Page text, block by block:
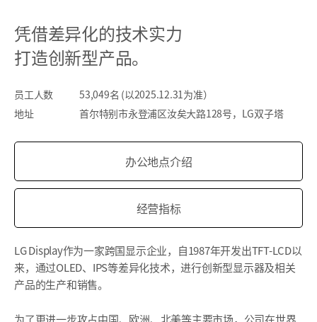
凭借差异化的技术实力
打造创新型产品。
员工人数
53,049名 (以2025.12.31为准）
地址
首尔特别市永登浦区汝矣大路128号，LG双子塔
办公地点介绍
经营指标
LG Display作为一家跨国显示企业，自1987年开发出TFT-LCD以
来，通过OLED、IPS等差异化技术，进行创新型显示器及相关
产品的生产和销售。
为了更进一步攻占中国、欧洲、北美等主要市场，公司在世界